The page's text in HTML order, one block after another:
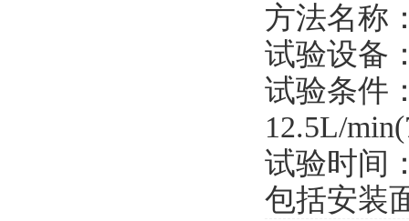
方法名称
试验设备
试验条件
12.5L/
试验时间
包括安装